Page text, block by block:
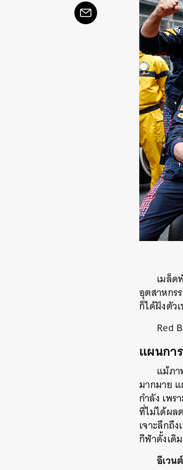
เมล็ด
อุตสาหกร
ก็ได้ฝังตัว
Red
แผนกา
แม้ภา
มากมาย
กำลัง เพ
ที่ไม่ได้ผล
เจาะลึกถึ
กีฬาดั้งเดิ
อีเวนต์